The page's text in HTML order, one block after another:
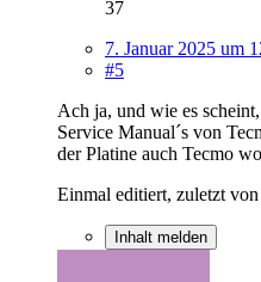
37
7. Januar 2025 um
#5
Ach ja, und wie es
Service Manual´s von
der Platine auch Tecmo
Einmal editiert, zuletzt von
Inhalt melden